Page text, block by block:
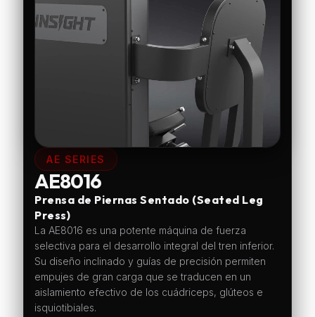
AE SERIES
AE8016
Prensa de Piernas Sentado (Seated Leg
Press)
La AE8016 es una potente máquina de fuerza
selectiva para el desarrollo integral del tren inferior.
Su diseño inclinado y guías de precisión permiten
empujes de gran carga que se traducen en un
aislamiento efectivo de los cuádriceps, glúteos e
isquiotibiales.